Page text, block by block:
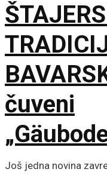
čuveni
Još jedna novina